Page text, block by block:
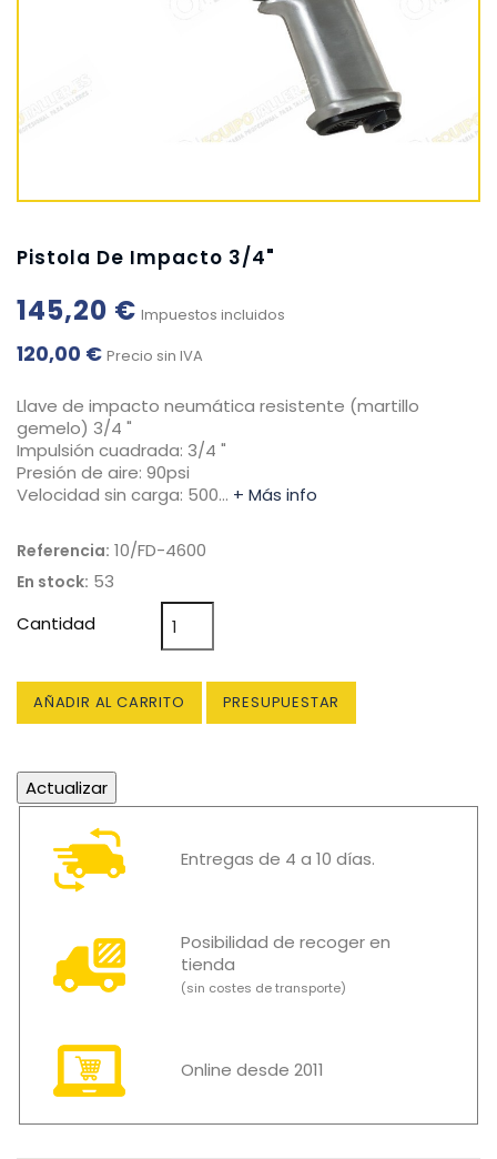
Pistola De Impacto 3/4"
145,20 € Impuestos incluidos
120,00 € Precio sin IVA
Llave de impacto neumática resistente (martillo
gemelo) 3/4 "
Impulsión cuadrada: 3/4 "
Presión de aire: 90psi
Velocidad sin carga: 500… + Más info
Referencia: 10/FD-4600
En stock: 53
Cantidad
AÑADIR AL CARRITO PRESUPUESTAR
Entregas de 4 a 10 días.
Posibilidad de recoger en
tienda
(sin costes de transporte)
Online desde 2011